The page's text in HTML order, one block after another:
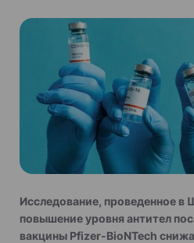
Исследование, проведенное в
повышение уровня антител
вакцины Pfizer-BioNTech